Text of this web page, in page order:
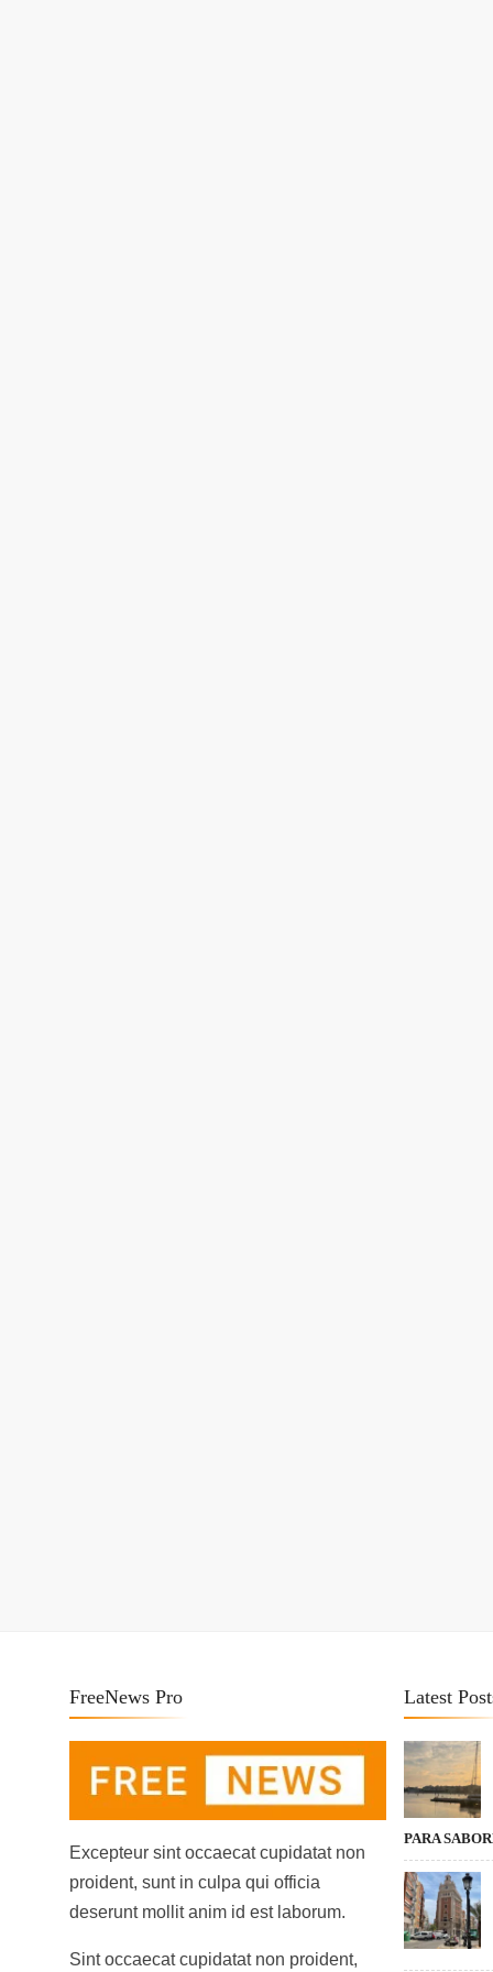
FreeNews Pro
Excepteur sint occaecat cupidatat non
proident, sunt in culpa qui officia
deserunt mollit anim id est laborum.
Sint occaecat cupidatat non proident,
Latest
PARA